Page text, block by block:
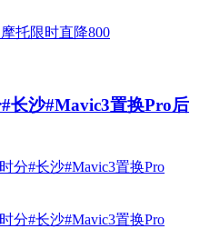
长沙#Mavic3置换Pro后